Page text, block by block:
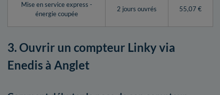
Mise en service express -
énergie coupée
2 jours ouvrés 55,07 €
3. Ouvrir un compteur Linky via
Enedis à Anglet